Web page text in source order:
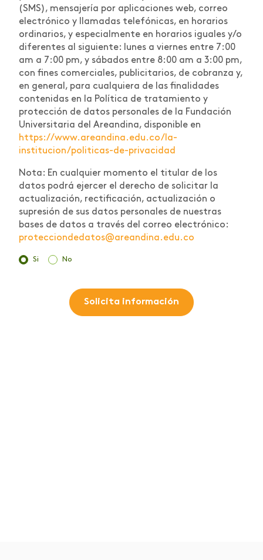
(SMS), mensajería por aplicaciones web, correo
electrónico y llamadas telefónicas, en horarios
ordinarios, y especialmente en horarios iguales y/o
diferentes al siguiente: lunes a viernes entre 7:00
am a 7:00 pm, y sábados entre 8:00 am a 3:00 pm,
con fines comerciales, publicitarios, de cobranza y,
en general, para cualquiera de las finalidades
contenidas en la Política de tratamiento y
protección de datos personales de la Fundación
Universitaria del Areandina, disponible en
https://www.areandina.edu.co/la-
institucion/politicas-de-privacidad
Nota: En cualquier momento el titular de los
datos podrá ejercer el derecho de solicitar la
actualización, rectificación, actualización o
supresión de sus datos personales de nuestras
bases de datos a través del correo electrónico:
protecciondedatos@areandina.edu.co
Si No
Solicita información